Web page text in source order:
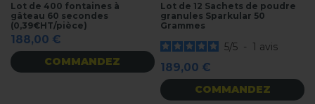
Lot de 400 fontaines à
gâteau 60 secondes
(0,39€HT/pièce)
188,00 €
COMMANDEZ
Lot de 12 Sachets de poudre
granules Sparkular 50
Grammes
5/5 - 1 avis
189,00 €
COMMANDEZ